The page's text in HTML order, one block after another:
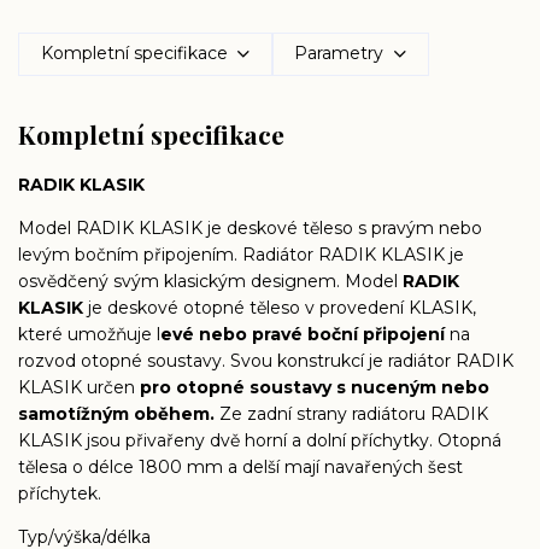
Kompletní specifikace Parametry
Kompletní specifikace
RADIK KLASIK
Model RADIK KLASIK je deskové těleso s pravým nebo
levým bočním připojením. Radiátor RADIK KLASIK je
osvědčený svým klasickým designem. Model RADIK
KLASIK je deskové otopné těleso v provedení KLASIK,
které umožňuje levé nebo pravé boční připojenína
rozvod otopné soustavy. Svou konstrukcí je radiátor RADIK
KLASIK určen pro otopné soustavy s nuceným nebo
samotížným oběhem. Ze zadní strany radiátoru RADIK
KLASIK jsou přivařeny dvě horní a dolní příchytky. Otopná
tělesa o délce 1800 mm a delší mají navařených šest
příchytek.
Typ/výška/délka